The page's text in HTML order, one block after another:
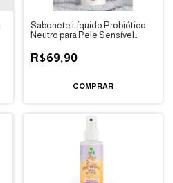
Sabonete Líquido Probiótico
Neutro para Pele Sensível
R$69,90